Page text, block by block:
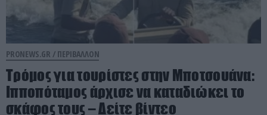
PRONEWS.GR / ΠΕΡΙΒΑΛΛΟΝ
Τρόμος για τουρίστες στην Μποτσουάνα:
Ιπποπόταμος άρχισε να καταδιώκει το
σκάφος τους – Δείτε βίντεο